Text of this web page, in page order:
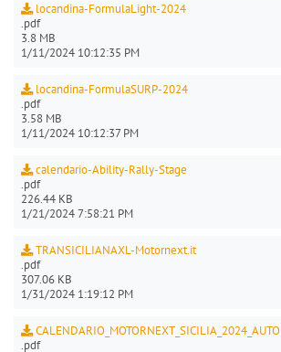
locandina-FormulaLight-2024
.pdf
3.8 MB
1/11/2024 10:12:35 PM
locandina-FormulaSURP-2024
.pdf
3.58 MB
1/11/2024 10:12:37 PM
calendario-Ability-Rally-Stage
.pdf
226.44 KB
1/21/2024 7:58:21 PM
TRANSICILIANAXL-Motornext.it
.pdf
307.06 KB
1/31/2024 1:19:12 PM
CALENDARIO_MOTORNEXT_SICILIA_2024_AUTO
.pdf